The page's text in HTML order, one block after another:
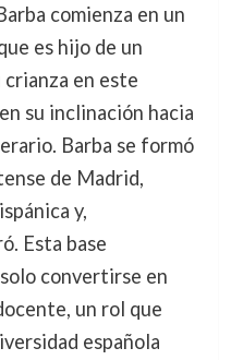
comienza en un
es hijo de un
en este
su inclinación hacia
Barba se formó
de Madrid,
y,
Esta base
convertirse en
un rol que
española